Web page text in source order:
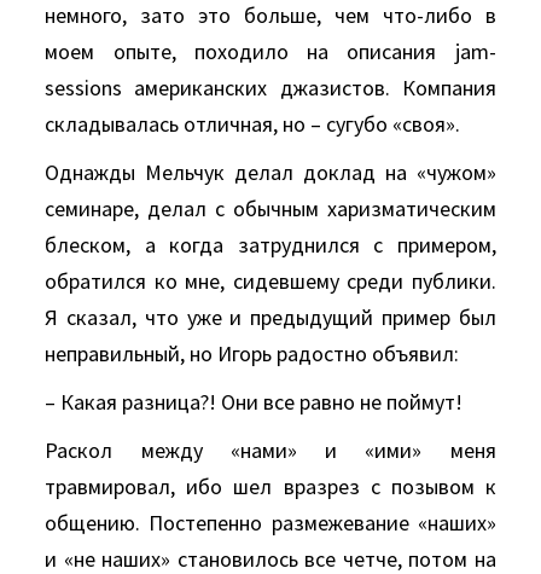
немного, зато это больше, чем что-либо в
моем опыте, походило на описания jam-
sessions американских джазистов. Компания
складывалась отличная, но – сугубо «своя».
Однажды Мельчук делал доклад на «чужом»
семинаре, делал с обычным харизматическим
блеском, а когда затруднился с примером,
обратился ко мне, сидевшему среди публики.
Я сказал, что уже и предыдущий пример был
неправильный, но Игорь радостно объявил:
– Какая разница?! Они все равно не поймут!
Раскол между «нами» и «ими» меня
травмировал, ибо шел вразрез с позывом к
общению. Постепенно размежевание «наших»
и «не наших» становилось все четче, потом на